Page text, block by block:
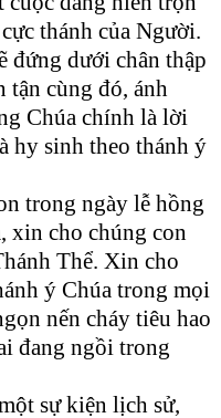
thánh của Người.
đứng dưới chân thập
tận cùng đó, ánh
Chúa chính là lời
hy sinh theo thánh ý
trong ngày lễ hồng
xin cho chúng con
Thể. Xin cho
ý Chúa trong mọi
nến cháy tiêu hao
đang ngồi trong
sự kiện lịch sử,